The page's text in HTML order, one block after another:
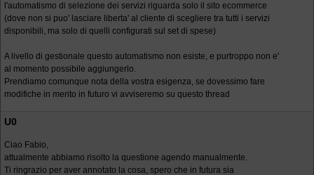
l'automatismo di selezione dei servizi riguarda solo il sito ecommerce
(dove non si puo' lasciare liberta' al cliente di scegliere tra tutti i servizi
disponibili, ma solo di quelli configurati sul set di spese)
A livello di gestionale questo automatismo non esiste, e purtroppo non e'
al momento possibile aggiungerlo.
Prendiamo comunque nota della vostra esigenza, se dovessimo fare
modifiche in merito in futuro vi avviseremo su questo thread
U0
Ciao Fabio,
attualmente abbiamo risolto la questione agendo manualmente.
Ti ringrazio per aver annotato la cosa, spero che in futura sia